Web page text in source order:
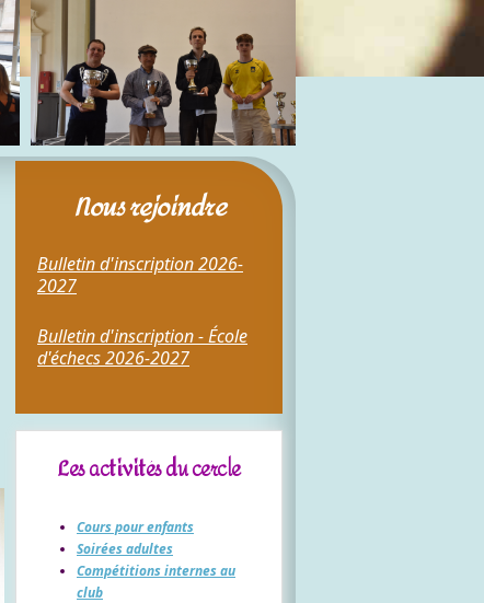
Nous rejoindre
Bulletin d'inscription 2026-
2027
Bulletin d'inscription - École
d'échecs 2026-2027
Les activités du cercle
Cours pour enfants
Soirées adultes
Compétitions internes au
club